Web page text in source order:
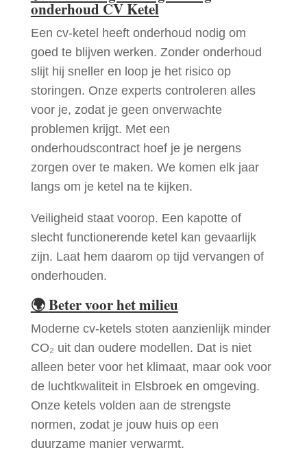
onderhoud CV Ketel
Een cv-ketel heeft onderhoud nodig om
goed te blijven werken. Zonder onderhoud
slijt hij sneller en loop je het risico op
storingen. Onze experts controleren alles
voor je, zodat je geen onverwachte
problemen krijgt. Met een
onderhoudscontract hoef je je nergens
zorgen over te maken. We komen elk jaar
langs om je ketel na te kijken.
Veiligheid staat voorop. Een kapotte of
slecht functionerende ketel kan gevaarlijk
zijn. Laat hem daarom op tijd vervangen of
onderhouden.
🌍Beter voor het milieu
Moderne cv-ketels stoten aanzienlijk minder
CO₂ uit dan oudere modellen. Dat is niet
alleen beter voor het klimaat, maar ook voor
de luchtkwaliteit in Elsbroek en omgeving.
Onze ketels volden aan de strengste
normen, zodat je jouw huis op een
duurzame manier verwarmt.